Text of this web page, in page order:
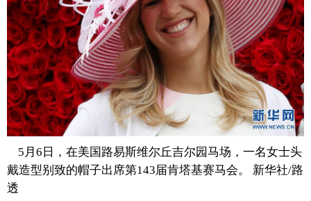
图片 视频 彩票 食品
旅游 健康 信息化 数据
金融 公益 无人机
富媒体 摄影 新华广播
新华电视中文 新华电视英文 返回PC
5月6日，在美国路易斯维尔丘吉尔园马场，一名女士头
戴造型别致的帽子出席第143届肯塔基赛马会。 新华社/路
透